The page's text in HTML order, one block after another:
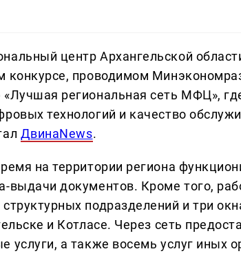
центр Архангельской
конкурсе, проводимом
региональная сеть МФЦ»,
технологий и качество
ДвинаNews.
на территории региона
выдачи документов. Кроме того,
подразделений и три
и Котласе. Через сеть
услуги, а также восемь услуг иных